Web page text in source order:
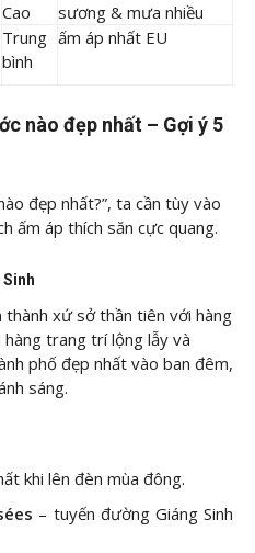
Cao
sương & mưa nhiều
Trung
bình
ấm áp nhất EU
nào đẹp nhất – Gợi ý 5
đẹp nhất?”, ta cần tùy vào
ấm áp thích săn cực quang.
xứ sở thần tiên với hàng
hàng trang trí lộng lẫy và
phố đẹp nhất vào ban đêm,
sáng.
khi lên đèn mùa đông.
– tuyến đường Giáng Sinh